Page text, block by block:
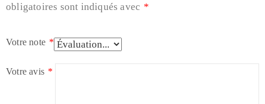
obligatoires sont indiqués avec *
Votre note *
Votre avis *